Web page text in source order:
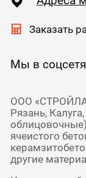
Заказать
Мы в
ООО
Рязань,
ячеистого
другие